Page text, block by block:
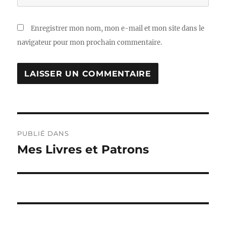
Enregistrer mon nom, mon e-mail et mon site dans le
navigateur pour mon prochain commentaire.
de
PUBLIÉ DANS
Mes Livres et Patrons